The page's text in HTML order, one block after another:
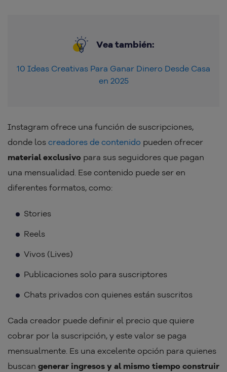
Vea también:
10 Ideas Creativas Para Ganar Dinero Desde Casa
en 2025
Instagram ofrece una función de suscripciones,
donde los creadores de contenido pueden ofrecer
material exclusivo para sus seguidores que pagan
una mensualidad. Ese contenido puede ser en
diferentes formatos, como:
Stories
Reels
Vivos (Lives)
Publicaciones solo para suscriptores
Chats privados con quienes están suscritos
Cada creador puede definir el precio que quiere
cobrar por la suscripción, y este valor se paga
mensualmente. Es una excelente opción para quienes
buscan generar ingresos y al mismo tiempo construir